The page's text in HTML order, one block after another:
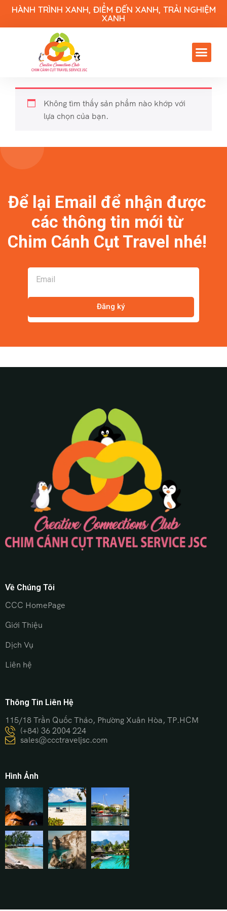
HÀNH TRÌNH XANH, ĐIỂM ĐẾN XANH, TRẢI NGHIỆM
XANH
Không tìm thấy sản phẩm nào khớp với
lựa chọn của bạn.
Để lại Email để nhận được
các thông tin mới từ
Chim Cánh Cụt Travel nhé!
Đăng ký
Về Chúng Tôi
CCC HomePage
Giới Thiệu
Dịch Vụ
Liên hệ
Thông Tin Liên Hệ
115/18 Trần Quốc Thảo, Phường Xuân Hòa, TP.HCM
(+84) 36 2004 224
sales@ccctraveljsc.com
Hình Ảnh